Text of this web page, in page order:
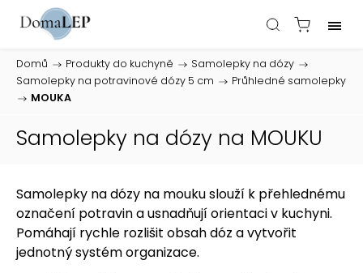
Domů / Produkty do kuchyně / Samolepky na dózy /
Samolepky na potravinové dózy 5 cm /
Průhledné samolepky
/
MOUKA
Samolepky na dózy na MOUKU
Samolepky na dózy na mouku slouží k přehlednému
označení potravin a usnadňují orientaci v kuchyni.
Pomáhají rychle rozlišit obsah dóz a vytvořit
jednotný systém organizace.